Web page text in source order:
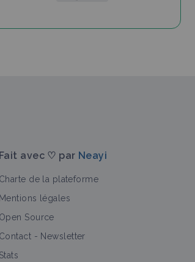
Fait avec ♡ par Neayi
Charte de la plateforme
Mentions légales
Open Source
Contact - Newsletter
Stats